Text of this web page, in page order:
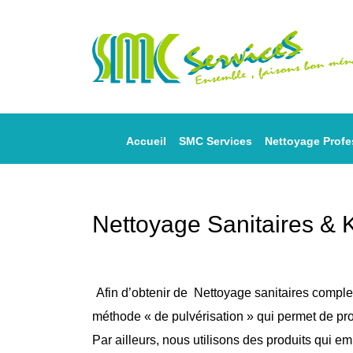
Accueil SMC Services Nettoyage
Nettoyage Sanitaires &
Afin d’obtenir de Nettoyage sanitaires
méthode « de pulvérisation » qui permet de
Par ailleurs, nous utilisons des produits qui